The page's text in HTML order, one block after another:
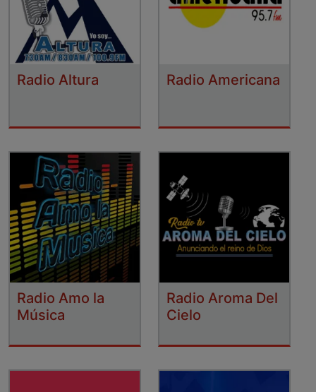
Radio Altura Radio Americana
Radio Amo la
Música
Radio Aroma Del
Cielo